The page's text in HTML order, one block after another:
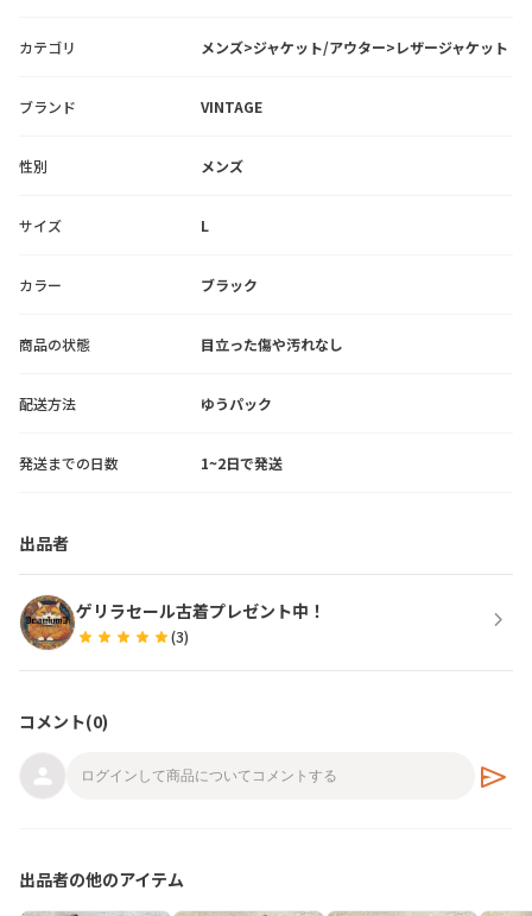
カテゴリ メンズ>ジャケット/アウター>レザージャケット
ブランド VINTAGE
性別 メンズ
サイズ L
カラー ブラック
商品の状態 目立った傷や汚れなし
配送方法 ゆうパック
発送までの日数 1~2日で発送
出品者
ゲリラセール古着プレゼント中！
star star star star star(3) chevron_right
コメント(0)
send
出品者の他のアイテム